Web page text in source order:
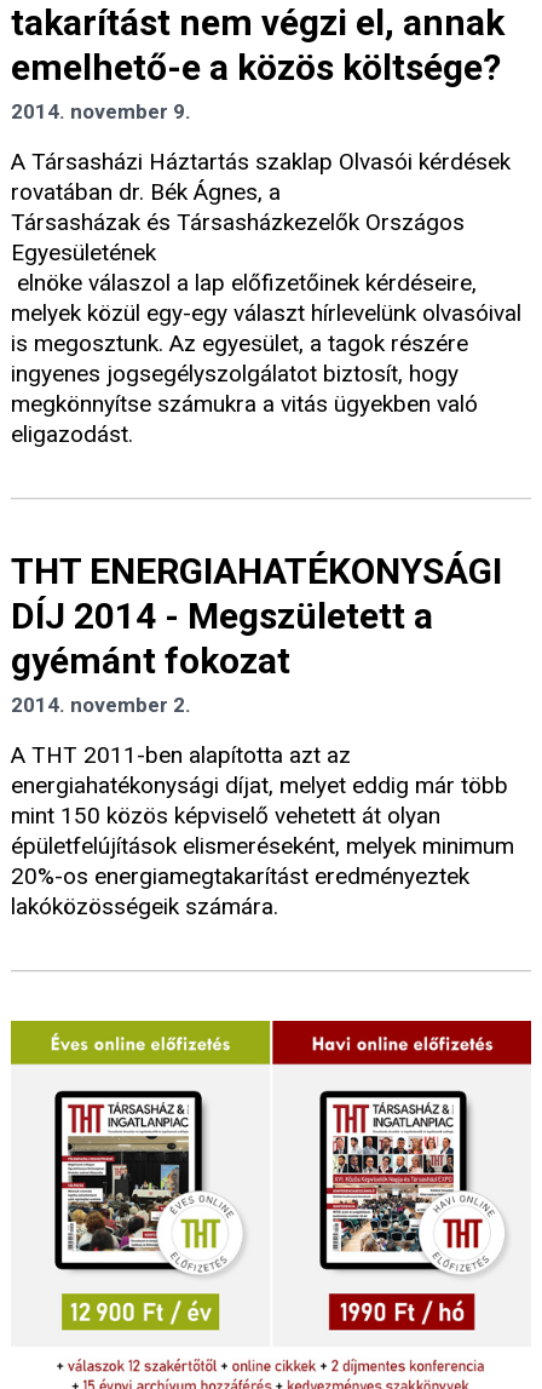
takarítást nem végzi el, annak
emelhető-e a közös költsége?
2014. november 9.
A Társasházi Háztartás szaklap Olvasói kérdések
rovatában dr. Bék Ágnes, a
Társasházak és Társasházkezelők Országos
Egyesületének
elnöke válaszol a lap előfizetőinek kérdéseire,
melyek közül egy-egy választ hírlevelünk olvasóival
is megosztunk. Az egyesület, a tagok részére
ingyenes jogsegélyszolgálatot biztosít, hogy
megkönnyítse számukra a vitás ügyekben való
eligazodást.
THT ENERGIAHATÉKONYSÁGI
DÍJ 2014 - Megszületett a
gyémánt fokozat
2014. november 2.
A THT 2011-ben alapította azt az
energiahatékonysági díjat, melyet eddig már több
mint 150 közös képviselő vehetett át olyan
épületfelújítások elismeréseként, melyek minimum
20%-os energiamegtakarítást eredményeztek
lakóközösségeik számára.